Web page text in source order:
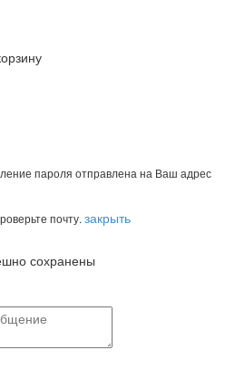
пароля отправлена на Ваш адрес
почту. закрыть
сохранены